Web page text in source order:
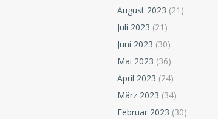
August 2023 (21)
Juli 2023 (21)
Juni 2023 (30)
Mai 2023 (36)
April 2023 (24)
März 2023 (34)
Februar 2023 (30)